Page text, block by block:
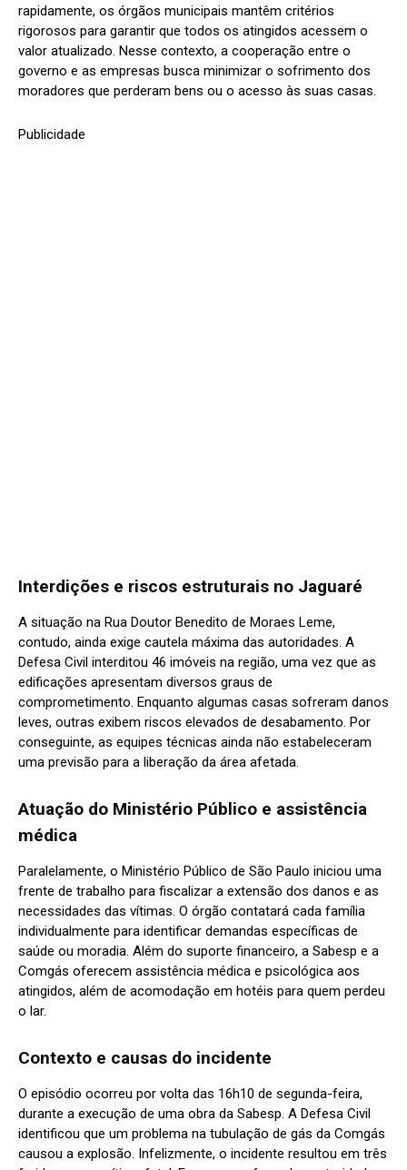
rapidamente, os órgãos municipais mantêm critérios
rigorosos para garantir que todos os atingidos acessem o
valor atualizado. Nesse contexto, a cooperação entre o
governo e as empresas busca minimizar o sofrimento dos
moradores que perderam bens ou o acesso às suas casas.
Publicidade
Interdições e riscos estruturais no Jaguaré
A situação na Rua Doutor Benedito de Moraes Leme,
contudo, ainda exige cautela máxima das autoridades. A
Defesa Civil interditou 46 imóveis na região, uma vez que as
edificações apresentam diversos graus de
comprometimento. Enquanto algumas casas sofreram danos
leves, outras exibem riscos elevados de desabamento. Por
conseguinte, as equipes técnicas ainda não estabeleceram
uma previsão para a liberação da área afetada.
Atuação do Ministério Público e assistência
médica
Paralelamente, o Ministério Público de São Paulo iniciou uma
frente de trabalho para fiscalizar a extensão dos danos e as
necessidades das vítimas. O órgão contatará cada família
individualmente para identificar demandas específicas de
saúde ou moradia. Além do suporte financeiro, a Sabesp e a
Comgás oferecem assistência médica e psicológica aos
atingidos, além de acomodação em hotéis para quem perdeu
o lar.
Contexto e causas do incidente
O episódio ocorreu por volta das 16h10 de segunda-feira,
durante a execução de uma obra da Sabesp. A Defesa Civil
identificou que um problema na tubulação de gás da Comgás
causou a explosão. Infelizmente, o incidente resultou em três